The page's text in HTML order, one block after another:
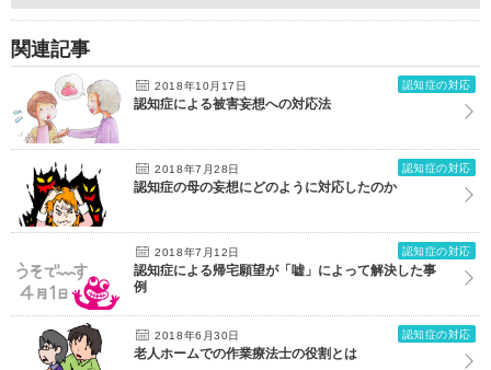
関連記事
2018年10月17日 認知症の対応
認知症による被害妄想への対応法
2018年7月28日 認知症の対応
認知症の母の妄想にどのように対応したのか
2018年7月12日 認知症の対応
認知症による帰宅願望が「嘘」によって解決した事
例
2018年6月30日 認知症の対応
老人ホームでの作業療法士の役割とは